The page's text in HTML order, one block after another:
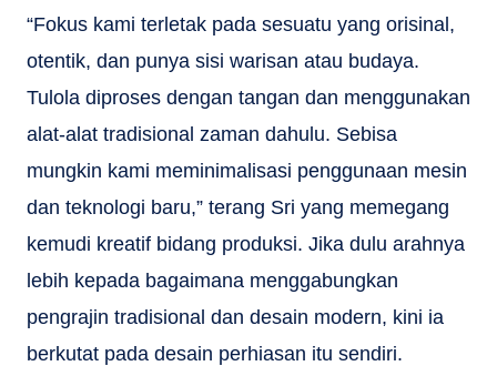
“Fokus kami terletak pada sesuatu yang orisinal,
otentik, dan punya sisi warisan atau budaya.
Tulola diproses dengan tangan dan menggunakan
alat-alat tradisional zaman dahulu. Sebisa
mungkin kami meminimalisasi penggunaan mesin
dan teknologi baru,” terang Sri yang memegang
kemudi kreatif bidang produksi. Jika dulu arahnya
lebih kepada bagaimana menggabungkan
pengrajin tradisional dan desain modern, kini ia
berkutat pada desain perhiasan itu sendiri.